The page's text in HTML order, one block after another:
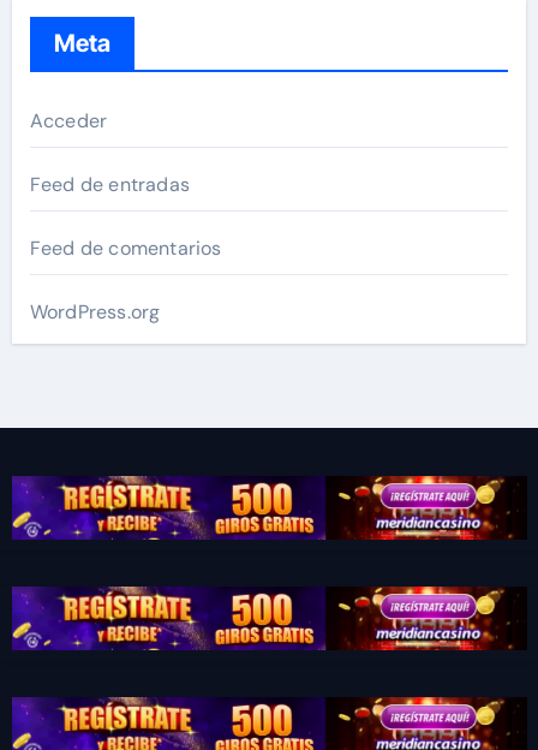
Meta
Acceder
Feed de entradas
Feed de comentarios
WordPress.org